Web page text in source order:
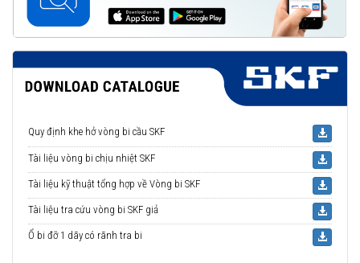
Quy định khe hở vòng bi cầu SKF
Tài liệu vòng bi chịu nhiệt SKF
Tài liệu kỹ thuật tổng hợp về Vòng bi SKF
Tài liệu tra cứu vòng bi SKF giả
Ổ bi đỡ 1 dãy có rãnh tra bi